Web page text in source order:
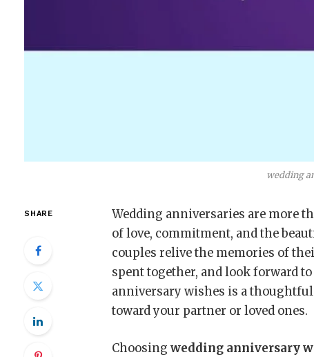
wedding
SHARE Wedding anniversaries are more
of love, commitment, and the
couples relive the memories of
spent together, and look forward
anniversary wishes is a
toward your partner or loved ones.
Choosingwedding anniversary